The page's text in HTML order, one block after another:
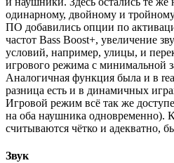
одинарному, двойному и
ПО добавились опции по
частот Bass Boost+, увеличение
условий, например, улицы, и
игрового режима с минимальной
Аналогичная функция была и в
разница есть и в динамичных
Игровой режим всё так же
на оба наушника одновременно).
считываются чётко и адекватно,
Звук